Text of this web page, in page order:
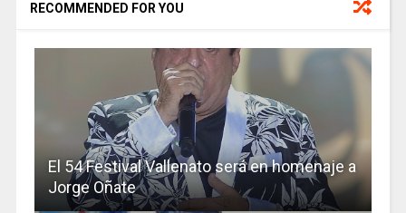
RECOMMENDED FOR YOU
El 54 Festival Vallenato será en homenaje a
Jorge Oñate